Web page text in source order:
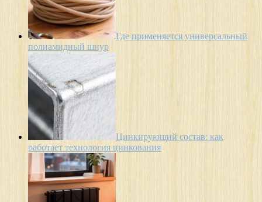
Где применяется универсальный
полиамидный шнур
Цинкирующий состав: как
работает технология цинкования